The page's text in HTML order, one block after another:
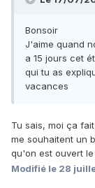
Bonsoir
J'aime quand
a 15 jours cet
qui tu as
vacances
Tu sais, moi ça
me souhaitent un
qu'on est ouvert le
Modifié le 28